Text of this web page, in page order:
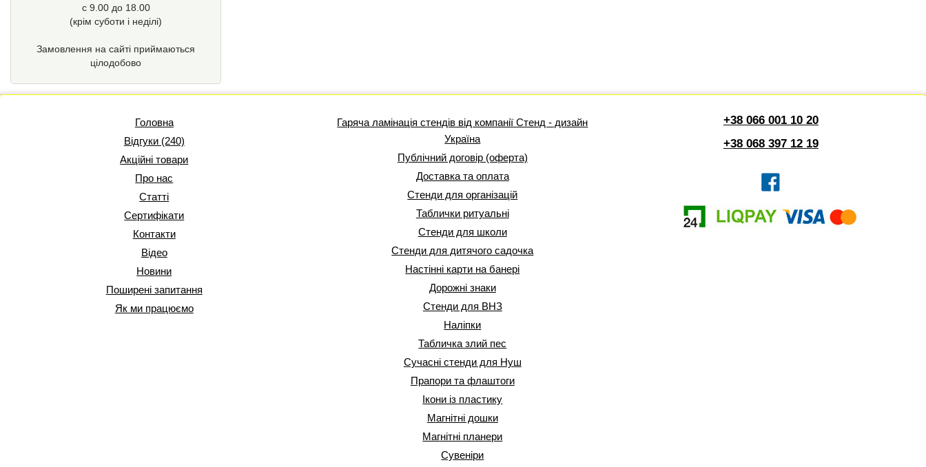
с 9.00 до 18.00
(крім суботи і неділі)
Замовлення на сайті приймаються
цілодобово
Головна
Відгуки (240)
Акційні товари
Про нас
Статті
Сертифікати
Контакти
Відео
Новини
Поширені запитання
Як ми працюємо
Гаряча ламінація стендів від компанії Стенд - дизайн
Україна
Публічний договір (оферта)
Доставка та оплата
Стенди для організацій
Таблички ритуальні
Стенди для школи
Стенди для дитячого садочка
Настінні карти на банері
Дорожні знаки
Стенди для ВНЗ
Наліпки
Табличка злий пес
Сучасні стенди для Нуш
Прапори та флаштоги
Ікони із пластику
Магнітні дошки
Магнітні планери
Сувеніри
+38 066 001 10 20
+38 068 397 12 19